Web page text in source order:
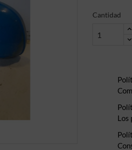
Cantidad
Los